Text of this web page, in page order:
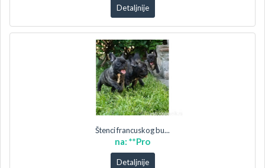
Detaljnije
Štenci francuskog bu...
na: **Pro
Detaljnije